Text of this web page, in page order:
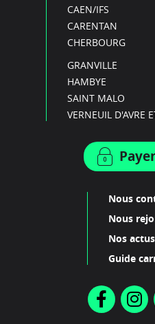
CAEN/IFS
CARENTAN
CHERBOURG
GRANVILLE
HAMBYE
SAINT MALO
VERNEUIL D'AVRE
Nous
Nous
Nos
Guide